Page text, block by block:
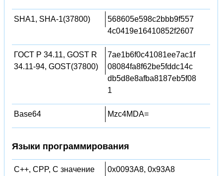
SHA1, SHA-1(37800)
568605e598c2bbb9f557
4c0419e16410852f2607
ГОСТ Р 34.11, GOST R
34.11-94, GOST(37800)
7ae1b6f0c41081ee7ac1f
08084fa8f62be5fddc14c
db5d8e8afba8187eb5f08
1
Base64 Mzc4MDA=
Языки программирования
C++, CPP, C значение
0x0093A8, 0x93A8